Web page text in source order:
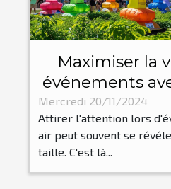
Maximiser la
événements
gonflables
Mercredi 20/11/2024
Attirer l'attention lors
air peut souvent se
taille. C'est là...